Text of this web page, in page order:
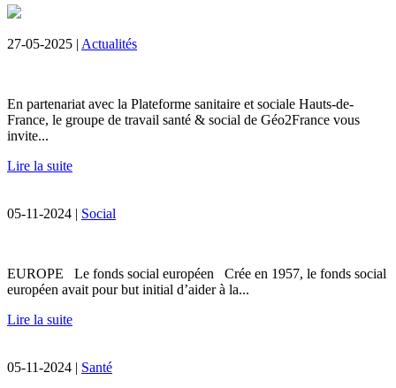
27-05-2025 | Actualités
En partenariat avec la Plateforme sanitaire et sociale Hauts-de-
France, le groupe de travail santé & social de Géo2France vous
invite...
Lire la suite
05-11-2024 | Social
EUROPE Le fonds social européen Crée en 1957, le fonds social
européen avait pour but initial d’aider à la...
Lire la suite
05-11-2024 | Santé